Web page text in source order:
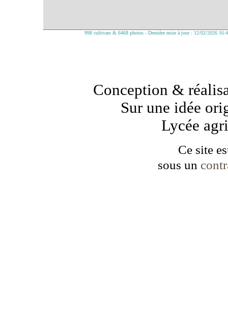
998 cultivars & 6468 photos - Dernière mise à jour : 12/02/2026
Conception &
Sur une idée
Lycée
Ce site
sous un